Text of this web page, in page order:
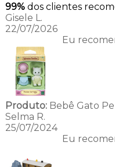
99% dos clientes
Gisele L.
22/07/2026
Eu
Produto:Bebê Gato
Selma R.
25/07/2024
Eu